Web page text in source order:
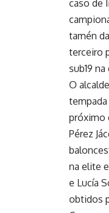
caso de
tamén
terceiro
sub19
O
próximo
Pérez
na elite
e Lucía
obtidos